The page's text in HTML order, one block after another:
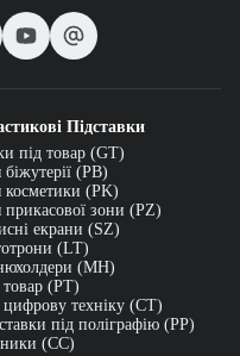
перемістити;
та охайно;
змінити
турагенціях.
Підставки
під товар (GT)
(PB)
косметики (PK)
прикасової зони (PZ)
екрани (SZ)
(LT)
(MH)
товар (PT)
цифрову техніку (CT)
під поліграфію (PP)
(СС)